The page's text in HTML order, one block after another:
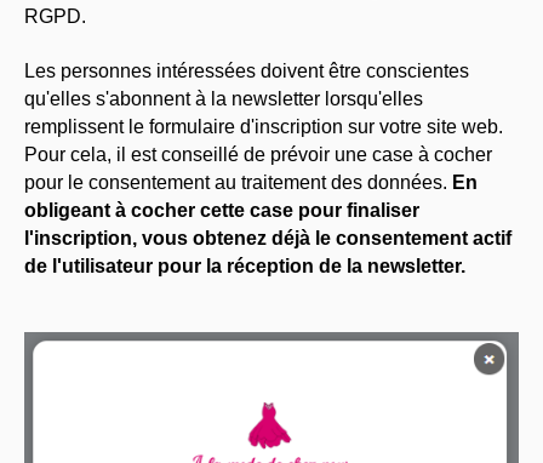
RGPD.
Les personnes intéressées doivent être conscientes
qu'elles s'abonnent à la newsletter lorsqu'elles
remplissent le formulaire d'inscription sur votre site web.
Pour cela, il est conseillé de prévoir une case à cocher
pour le consentement au traitement des données. En
obligeant à cocher cette case pour finaliser
l'inscription, vous obtenez déjà le consentement actif
de l'utilisateur pour la réception de la newsletter.